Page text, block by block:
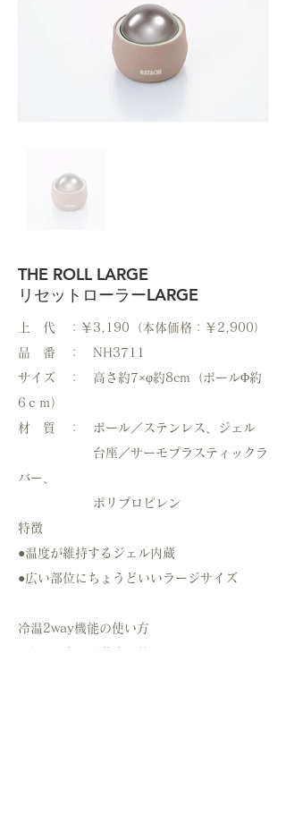
THE ROLL LARGE
リセットローラーLARGE
上 代 ：￥3,190（本体価格：￥2,900）
品 番 ： NH3711
サイズ ： 高さ約7×φ約8cm（ボールΦ約
6ｃｍ）
材 質 ： ボール／ステンレス、ジェル
台座／サーモプラスティックラ
バー、
ポリプロピレン
特徴
●温度が維持するジェル内蔵
●広い部位にちょうどいいラージサイズ
冷温2way機能の使い方